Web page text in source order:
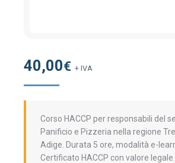
40,00€ + IVA
Corso HACCP per responsabili del
Panificio e Pizzeria nella regione
Adige. Durata 5 ore, modalità e-
Certificato HACCP con valore legale.